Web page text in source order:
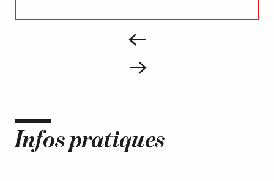
Infos pratiques